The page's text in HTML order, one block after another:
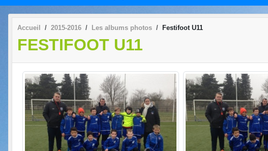
Accueil 2015-2016 Les albums photos Festifoot U11
FESTIFOOT U11